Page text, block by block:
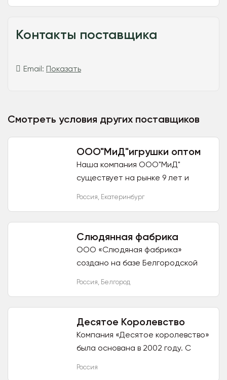
Контакты поставщика
Email: Показать
Смотреть условия других поставщиков
ООО"МиД"игрушки оптом
Наша компания ООО"МиД"
существует на рынке 9 лет и
Торговая марка Аймид. Мы
Россия, Екатеринбург
Слюдянная фабрика
ООО «Слюдяная фабрика»
создано на базе Белгородской
свою производственно-
Россия, Белгород
Десятое Королевство
Компания «Десятое королевство»
была основана в 2002 году. С
Россия